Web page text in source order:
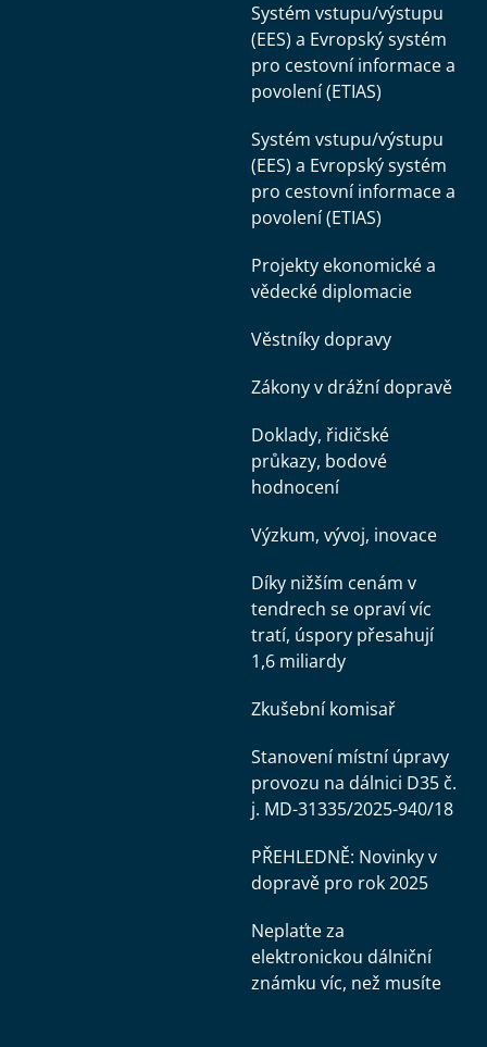
Systém vstupu/výstupu
(EES) a Evropský systém
pro cestovní informace a
povolení (ETIAS)
Systém vstupu/výstupu
(EES) a Evropský systém
pro cestovní informace a
povolení (ETIAS)
Projekty ekonomické a
vědecké diplomacie
Věstníky dopravy
Zákony v drážní dopravě
Doklady, řidičské
průkazy, bodové
hodnocení
Výzkum, vývoj, inovace
Díky nižším cenám v
tendrech se opraví víc
tratí, úspory přesahují
1,6 miliardy
Zkušební komisař
Stanovení místní úpravy
provozu na dálnici D35 č.
j. MD-31335/2025-940/18
PŘEHLEDNĚ: Novinky v
dopravě pro rok 2025
Neplaťte za
elektronickou dálniční
známku víc, než musíte